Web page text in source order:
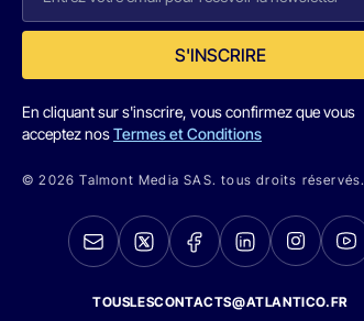
S'INSCRIRE
En cliquant sur s'inscrire, vous confirmez que vous
acceptez nosTermes et Conditions
© 2026 Talmont Media SAS. tous droits réservés.
TOUSLESCONTACTS@ATLANTICO.FR